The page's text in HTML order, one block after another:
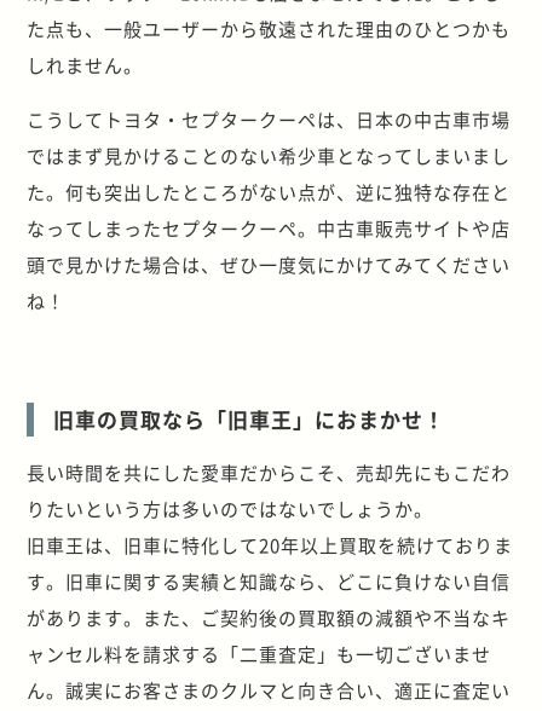
た点も、一般ユーザーから敬遠された理由のひとつかも
しれません。
こうしてトヨタ・セプタークーペは、日本の中古車市場
ではまず見かけることのない希少車となってしまいまし
た。何も突出したところがない点が、逆に独特な存在と
なってしまったセプタークーペ。中古車販売サイトや店
頭で見かけた場合は、ぜひ一度気にかけてみてください
ね！
旧車の買取なら「旧車王」におまかせ！
長い時間を共にした愛車だからこそ、売却先にもこだわ
りたいという方は多いのではないでしょうか。
旧車王は、旧車に特化して20年以上買取を続けておりま
す。旧車に関する実績と知識なら、どこに負けない自信
があります。また、ご契約後の買取額の減額や不当なキ
ャンセル料を請求する「二重査定」も一切ございませ
ん。誠実にお客さまのクルマと向き合い、適正に査定い